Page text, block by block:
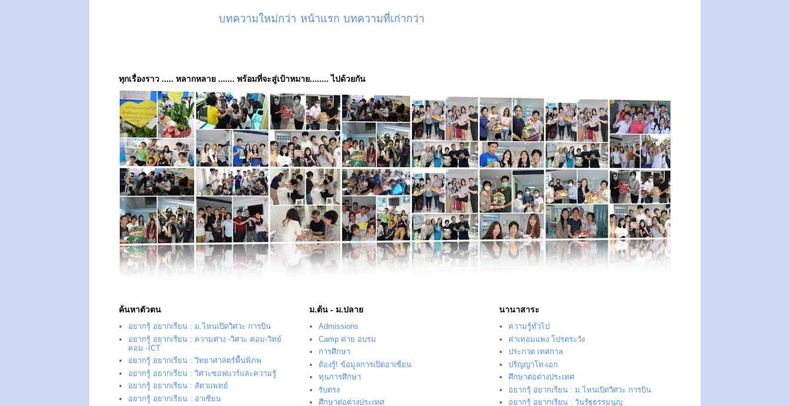
บทความใหม่กว่า บทความที่เก่ากว่า
หน้าแรก
ทุกเรื่องราว ..... หลากหลาย ....... พร้อมที่จะสู่เป้าหมาย........ ไปด้วยกัน
ค้นหาตัวตน
อยากรุ้ อยากเรียน : ม.ไหนเปิดวิศวะ การบิน
อยากรู้ อยากเรียน : ความต่าง -วิศวะ คอม-วิทย์
คอม -ICT
อยากรู้ อยากเรียน : วิทยาศาสตร์พื้นพิภพ
อยากรู้ อยากเรียน : วิศวะซอฟแวร์และความรู้
อยากรู้ อยากเรียน : สัตวแพทย์
อยากรู้ อยากเรียน : อาเซียน
ม.ต้น - ม.ปลาย
Admissions
Camp ค่าย อบรม
การศึกษา
ต้องรู้! ข้อมูลการเปิดอาเซียน
ทุนการศึกษา
รับตรง
ศึกษาต่อต่างประเทศ
นานาสาระ
ความรู้ทั่วไป
ค่าเทอมแพง โปรดระวัง
ประกวด เทศกาล
ปริญญาโท-เอก
ศึกษาต่อต่างประเทศ
อยากรุ้ อยากเรียน : ม.ไหนเปิดวิศวะ การบิน
อยากรุ้ อยากเรียน : วันรัฐธรรมนูญ